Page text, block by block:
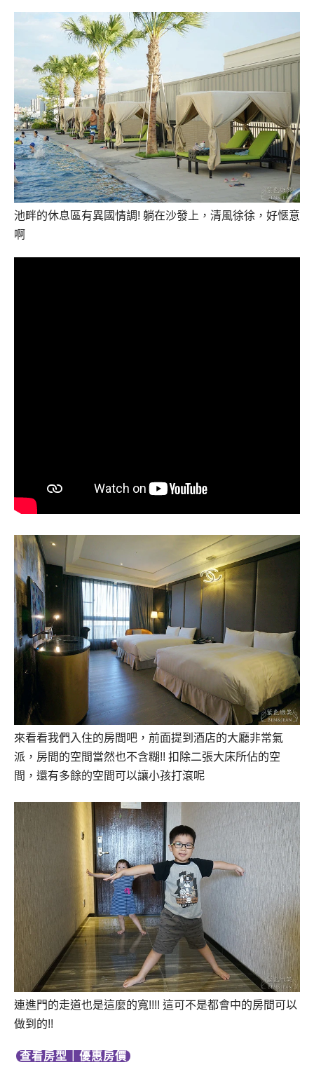
池畔的休息區有異國情調! 躺在沙發上，清風徐徐，好愜意
啊
來看看我們入住的房間吧，前面提到酒店的大廳非常氣
派，房間的空間當然也不含糊!! 扣除二張大床所佔的空
間，還有多餘的空間可以讓小孩打滾呢
連進門的走道也是這麼的寬!!!! 這可不是都會中的房間可以
做到的!!
查看房型 優惠房價